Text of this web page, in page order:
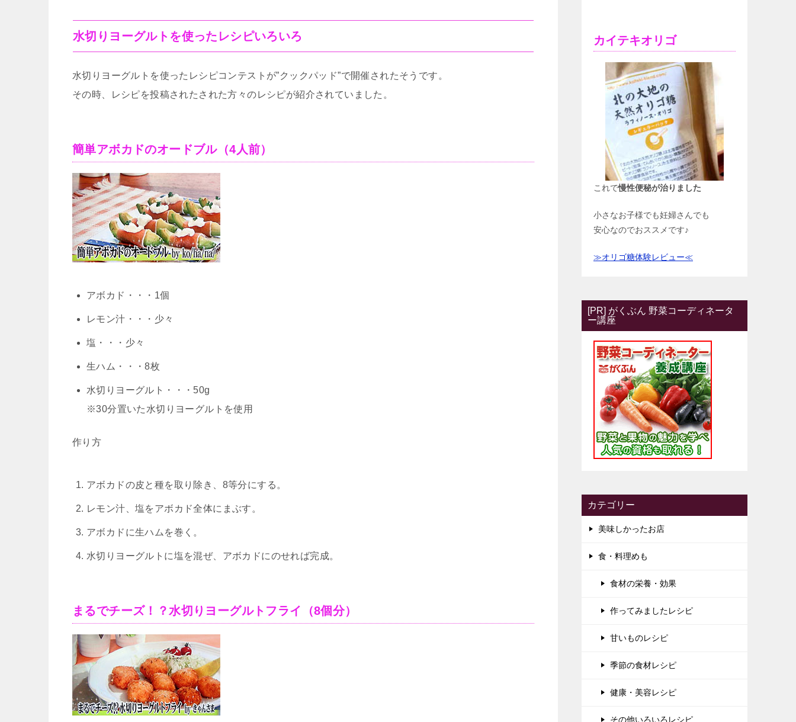
水切りヨーグルトを使ったレシピいろいろ
水切りヨーグルトを使ったレシピコンテストが”クックパッド”で開催されたそうです。
その時、レシピを投稿されたされた方々のレシピが紹介されていました。
簡単アボカドのオードブル（4人前）
アボカド・・・1個
レモン汁・・・少々
塩・・・少々
生ハム・・・8枚
水切りヨーグルト・・・50g
※30分置いた水切りヨーグルトを使用
作り方
アボカドの皮と種を取り除き、8等分にする。
レモン汁、塩をアボカド全体にまぶす。
アボカドに生ハムを巻く。
水切りヨーグルトに塩を混ぜ、アボカドにのせれば完成。
まるでチーズ！？水切りヨーグルトフライ（8個分）
カイテキオリゴ
これで慢性便秘が治りました
小さなお子様でも妊婦さんでも
安心なのでおススメです♪
≫オリゴ糖体験レビュー≪
[PR] がくぶん 野菜コーディネータ
ー講座
カテゴリー
美味しかったお店
食・料理めも
食材の栄養・効果
作ってみましたレシピ
甘いものレシピ
季節の食材レシピ
健康・美容レシピ
その他いろいろレシピ